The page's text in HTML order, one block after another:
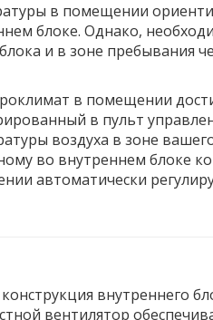
в помещении
блоке. Однако,
и в зоне пребывания
в помещении
в пульт
воздуха в зоне
во внутреннем блоке
автоматически
внутреннего
вентилятор